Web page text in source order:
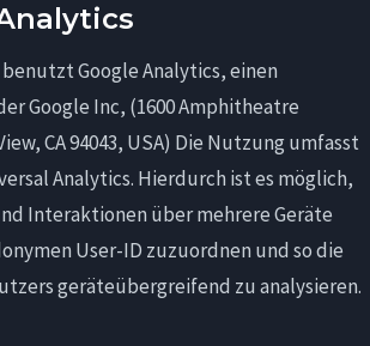
Google Analytics, einen
Google Inc, (1600 Amphitheatre
CA 94043, USA) Die Nutzung umfasst
Analytics. Hierdurch ist es möglich,
Interaktionen über mehrere Geräte
User-ID zuzuordnen und so die
geräteübergreifend zu analysieren.